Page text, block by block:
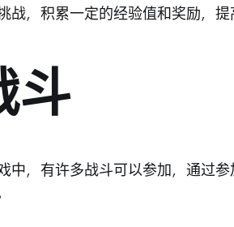
战，积累一定的经验值和奖励，
斗
中，有许多战斗可以参加，通过